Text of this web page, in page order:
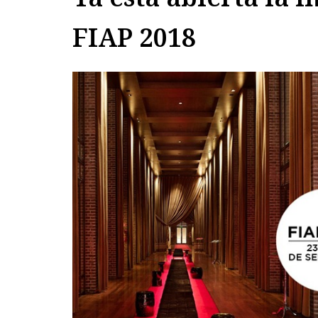
FIAP 2018